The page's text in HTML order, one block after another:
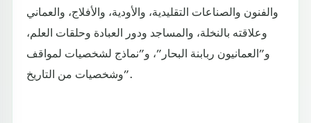
والفنون والصناعات التقليدية، والأودية، والأفلاج، والعماني
وعلاقته بالنخلة، والمساجد ودور العبادة وحلقات العلم،
و”العمانيون ربابنة البحار”، و”نماذج لشخصيات لمواقف
وشخصيات من التاريخ”.